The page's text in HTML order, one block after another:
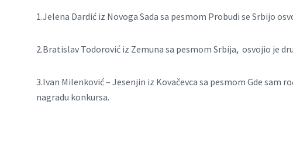
1.Jelena Dardić iz Novoga Sada sa pesmom Probudi se Srbijo
2.Bratislav Todorović iz Zemuna sa pesmom Srbija, osvojio je
3.Ivan Milenković – Jesenjin iz Kovačevca sa pesmom Gde sam
nagradu konkursa.